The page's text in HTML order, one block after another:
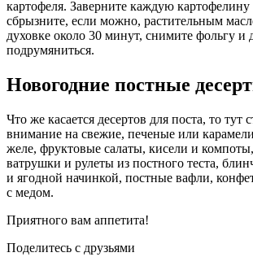
картофеля. Заверните каждую картофелину
сбрызните, если можно, растительным
духовке около 30 минут, снимите фольгу и
подрумяниться.
Новогодние постные
Что же касается десертов для поста, то тут
внимание на свежие, печеные или
желе, фруктовые салаты, кисели и
ватрушки и рулеты из постного теста,
и ягодной начинкой, постные вафли,
с медом.
Приятного вам аппетита!
Поделитесь с друзьями